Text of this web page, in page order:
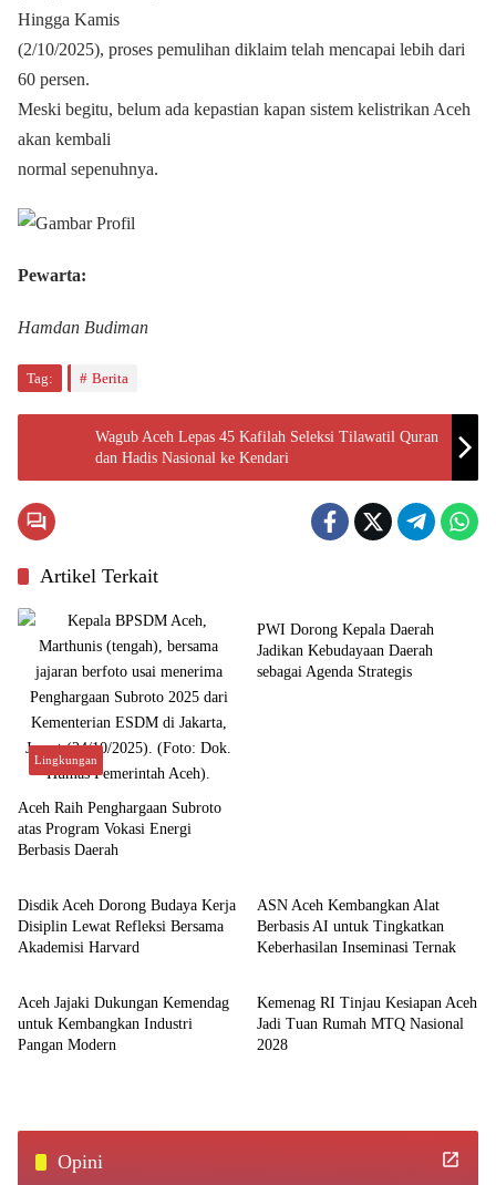
Hingga Kamis
(2/10/2025), proses pemulihan diklaim telah mencapai lebih dari
60 persen.
Meski begitu, belum ada kepastian kapan sistem kelistrikan Aceh
akan kembali
normal sepenuhnya.
Pewarta:
Hamdan Budiman
Tag: Berita
Wagub Aceh Lepas 45 Kafilah Seleksi Tilawatil Quran
dan Hadis Nasional ke Kendari
Artikel Terkait
Lingkungan
Aceh Raih Penghargaan Subroto
atas Program Vokasi Energi
Berbasis Daerah
PWI Dorong Kepala Daerah
Jadikan Kebudayaan Daerah
sebagai Agenda Strategis
Aceh
Disdik Aceh Dorong Budaya Kerja
Disiplin Lewat Refleksi Bersama
Akademisi Harvard
ASN Aceh Kembangkan Alat
Berbasis AI untuk Tingkatkan
Keberhasilan Inseminasi Ternak
Aceh
Aceh Jajaki Dukungan Kemendag
untuk Kembangkan Industri
Pangan Modern
Aceh
Kemenag RI Tinjau Kesiapan Aceh
Jadi Tuan Rumah MTQ Nasional
2028
Opini